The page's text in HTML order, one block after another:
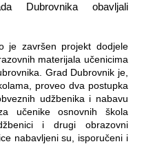
Dubrovnika obavljali
je završen projekt dodjele
materijala učenicima
Grad Dubrovnik je,
proveo dva postupka
udžbenika i nabavu
učenike osnovnih škola
i drugi obrazovni
nabavljeni su, isporučeni i